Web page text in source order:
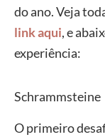
do ano. Veja
link aqui, e
experiência:
Schrammsteine
O primeiro